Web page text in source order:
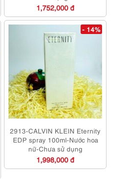
1,752,000 đ
- 14%
2913-CALVIN KLEIN Eternity
EDP spray 100ml-Nước hoa
nữ-Chưa sử dụng
1,998,000 đ